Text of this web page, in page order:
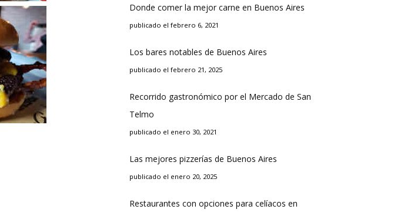
Donde comer la mejor carne en Buenos Aires
publicado el febrero 6, 2021
Los bares notables de Buenos Aires
publicado el febrero 21, 2025
Recorrido gastronómico por el Mercado de San
Telmo
publicado el enero 30, 2021
Las mejores pizzerías de Buenos Aires
publicado el enero 20, 2025
Restaurantes con opciones para celíacos en